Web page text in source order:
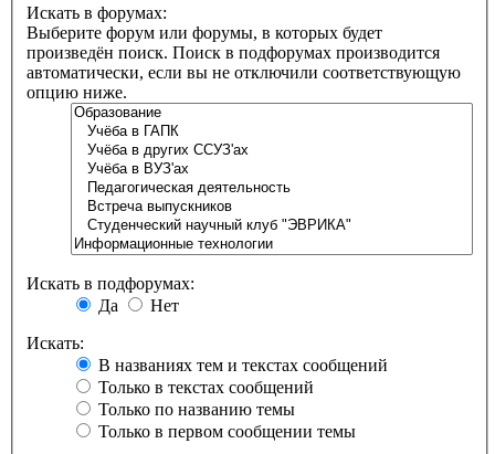
Искать в форумах:
Выберите форум или форумы, в которых будет
произведён поиск. Поиск в подфорумах производится
автоматически, если вы не отключили соответствующую
опцию ниже.
Искать в подфорумах:
Да
Нет
Искать:
В названиях тем и текстах сообщений
Только в текстах сообщений
Только по названию темы
Только в первом сообщении темы